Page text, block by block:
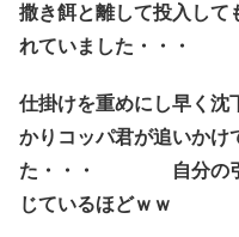
撒き餌と離して投入して
れていました・・・
仕掛けを重めにし早く沈
かりコッパ君が追いかけ
た・・・ 自分の引き
じているほどｗｗ